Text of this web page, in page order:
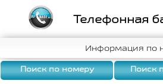
Телефонная
Информация по
Поиск по номеру Поиск